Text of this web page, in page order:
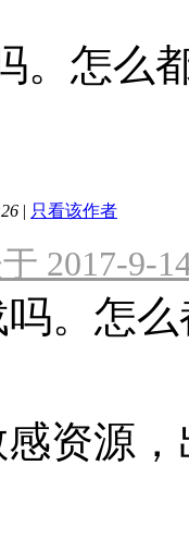
。怎么
| 只看该作者
2017-9-
。怎
资源